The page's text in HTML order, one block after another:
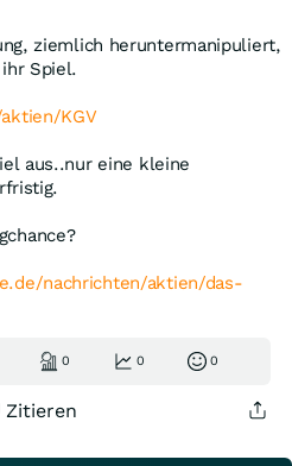
ziemlich heruntermanipuliert,
Spiel.
KGV
aus..nur eine kleine
nachrichten/aktien/das-
0 0 0
Zitieren